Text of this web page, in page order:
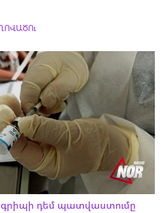
գրիպի դեմ պատվաստումը